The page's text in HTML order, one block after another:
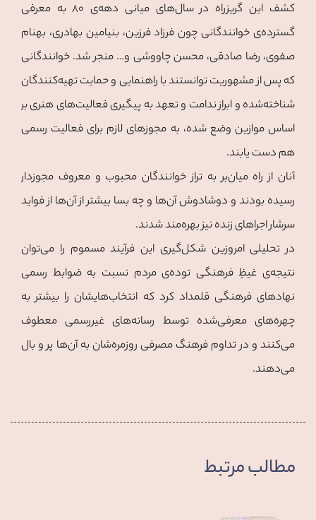
کشف این گریزراه در سال‌های میانی دهه‌ی ۸۰ به معرفی
گسترده‌ی خوانندگانی چون فرزاد فرزین، بنیامین بهادری، بهنام
صفوی، رضا صادقی، محسن چاووشی و… منجر شد. خوانندگانی
که پس از مشهوریت توانستند با راهنمایی و حمایت تهیه‌کنندگان
شناخته‌شده و ابراز ندامت و تعهد‌ به پیگیری فعالیت‌های هنری بر
اساس موازین وضع شده، به مجوزهای لازم برای فعالیت رسمی
هم دست یابند.
آنان از راه میان‌بر به تراز خوانندگان محبوب و معروف مجوزدار
رسیده بودند و دوشادوش آن‌ها و چه بسا بیشتر از آن‌ها از فواید
سرشار اجراهای زنده نیز بهره‌مند شدند.
در تحلیلی امروزین شکل‌گیری این فرآیند مسموم را می‌توان
نتیجه‌ی غیظِ فرهنگی توده‌ی مردم نسبت به ضوابط رسمی
نهادهای فرهنگی قلمداد کرد که انتخاب‌هایشان را بیشتر به
چهره‌های معرفی‌شده توسط رسانه‌های غیررسمی معطوف
می‌کنند و در تداوم فرهنگ مصرفی‌ روزمره‌شان به‌ آن‌ها پر و بال
می‌دهند.
مطالب مرتبط